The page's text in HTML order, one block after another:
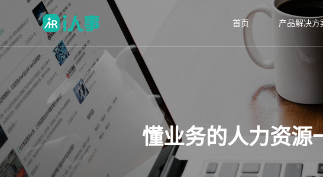
首页 产品解决方
懂业务的人力资源